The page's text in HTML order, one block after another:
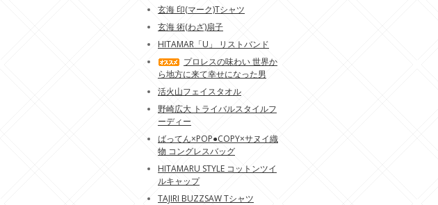
玄海 印(マーク)Tシャツ
玄海 術(わざ)扇子
HITAMAR「U」 リストバンド
プロレスの味わい 世界か
ら地方に来て幸せになった男
活火山フェイスタオル
野崎広大 トライバルスタイルフ
ーディー
ばってん×POP●COPY×サヌイ織
物 コングレスバッグ
HITAMARU STYLE コットンツイ
ルキャップ
TAJIRI BUZZSAW Tシャツ